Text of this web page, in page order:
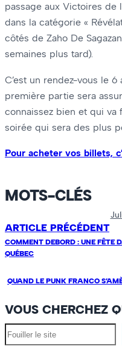
passage aux Victoires de
dans la catégorie «
côtés de Zaho De
semaines plus tard).
C’est un rendez-vous le
première partie sera
connaissez bien et qui
soirée qui sera des plus
Pour acheter vos billets,
MOTS-CLÉS
ARTICLE PRÉCÉDENT
COMMENT DEBORD : UNE FÊTE
QUÉBEC
QUAND LE PUNK FRANCO
VOUS CHERCHEZ